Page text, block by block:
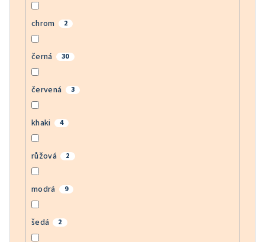
chrom 2
černá 30
červená 3
khaki 4
růžová 2
modrá 9
šedá 2